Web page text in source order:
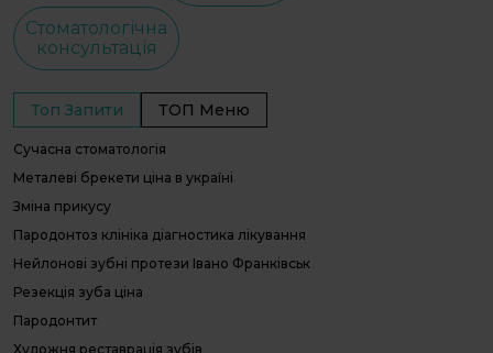
Стоматологічна
консультація
Топ Запити ТОП Меню
Сучасна стоматологія
Металеві брекети ціна в україні
Зміна прикусу
Пародонтоз клініка діагностика лікування
Нейлонові зубні протези Івано Франківськ
Резекція зуба ціна
Пародонтит
Художня реставрація зубів